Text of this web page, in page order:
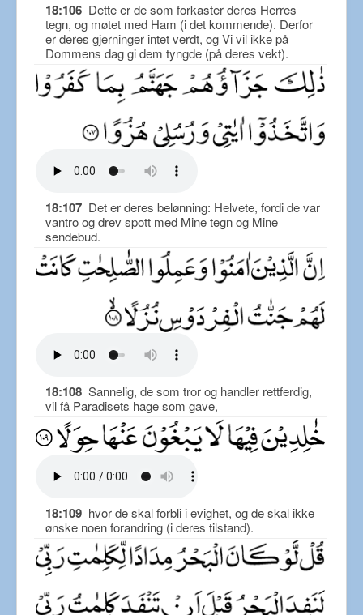
18:106 Dette er de som forkaster deres Herres
tegn, og møtet med Ham (i det kommende). Derfor
er deres gjerninger intet verdt, og Vi vil ikke på
Dommens dag gi dem tyngde (på deres vekt).
18:107 Det er deres belønning: Helvete, fordi de var
vantro og drev spott med Mine tegn og Mine
sendebud.
18:108 Sannelig, de som tror og handler rettferdig,
vil få Paradisets hage som gave,
18:109 hvor de skal forbli i evighet, og de skal ikke
ønske noen forandring (i deres tilstand).